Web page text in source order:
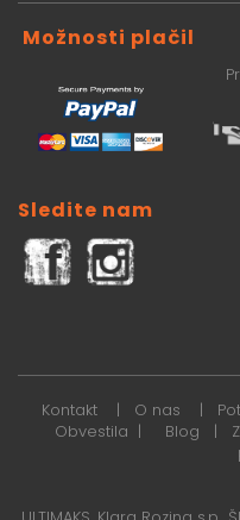
Možnosti plačil
Sledite nam
Kontakt | O nas |
Obvestila | Blog |